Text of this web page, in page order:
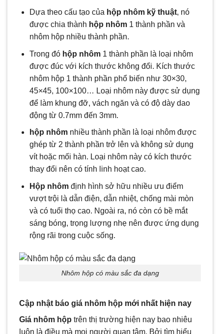
Dựa theo cấu tạo của hộp nhôm kỹ thuật, nó
được chia thành hộp nhôm1 thành phần và
nhôm hộp nhiều thành phần.
Trong đó hộp nhôm1 thành phần là loại nhôm
được đúc với kích thước không đổi. Kích thước
nhôm hộp 1 thành phần phổ biến như 30×30,
45×45, 100×100… Loại nhôm này được sử dụng
để làm khung đỡ, vách ngăn và có độ dày dao
động từ 0.7mm đến 3mm.
hộp nhômnhiều thành phần là loại nhôm được
ghép từ 2 thành phần trở lên và không sử dụng
vít hoặc mối hàn. Loại nhôm này có kích thước
thay đổi nên có tính linh hoạt cao.
Hộp nhômđịnh hình sở hữu nhiều ưu điểm
vượt trội là dẫn điện, dẫn nhiệt, chống mài mòn
và có tuổi thọ cao. Ngoài ra, nó còn có bề mắt
sáng bóng, trọng lượng nhẹ nên được ứng dụng
rộng rãi trong cuộc sống.
Nhôm hộp có màu sắc đa dạng
Cập nhật báo giá nhôm hộp mới nhất hiện nay
Giá nhôm hộp trên thị trường hiện nay bao nhiêu
luôn là điều mà mọi người quan tâm. Bởi tìm hiểu